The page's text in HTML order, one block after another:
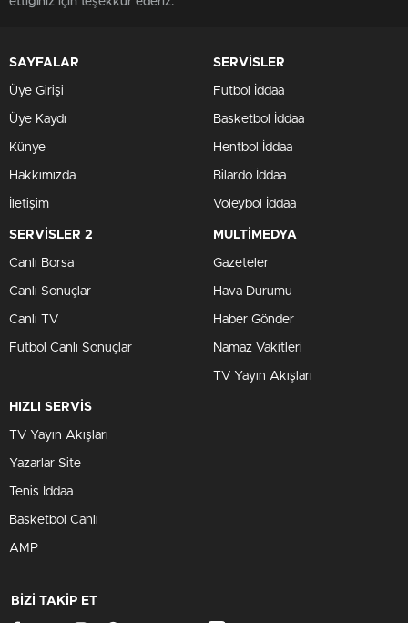
SAYFALAR
Üye Girişi
Üye Kaydı
Künye
Hakkımızda
İletişim
SERVİSLER
Futbol İddaa
Basketbol İddaa
Hentbol İddaa
Bilardo İddaa
Voleybol İddaa
SERVİSLER 2
Canlı Borsa
Canlı Sonuçlar
Canlı TV
Futbol Canlı Sonuçlar
MULTİMEDYA
Gazeteler
Hava Durumu
Haber Gönder
Namaz Vakitleri
TV Yayın Akışları
HIZLI SERVİS
TV Yayın Akışları
Yazarlar Site
Tenis İddaa
Basketbol Canlı
AMP
BİZİ TAKİP ET